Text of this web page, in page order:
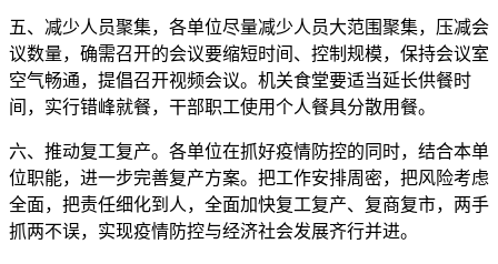
五、减少人员聚集，各单位尽量减少人员大范围聚集，压减会
议数量，确需召开的会议要缩短时间、控制规模，保持会议室
空气畅通，提倡召开视频会议。机关食堂要适当延长供餐时
间，实行错峰就餐，干部职工使用个人餐具分散用餐。
六、推动复工复产。各单位在抓好疫情防控的同时，结合本单
位职能，进一步完善复产方案。把工作安排周密，把风险考虑
全面，把责任细化到人，全面加快复工复产、复商复市，两手
抓两不误，实现疫情防控与经济社会发展齐行并进。